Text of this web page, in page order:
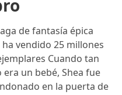
de fantasía épica
ha vendido 25 millones
Cuando tan
era un bebé, Shea fue
en la puerta de